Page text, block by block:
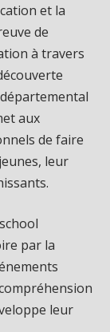
et la
de
à travers
aux
de faire
leur
par la
leur